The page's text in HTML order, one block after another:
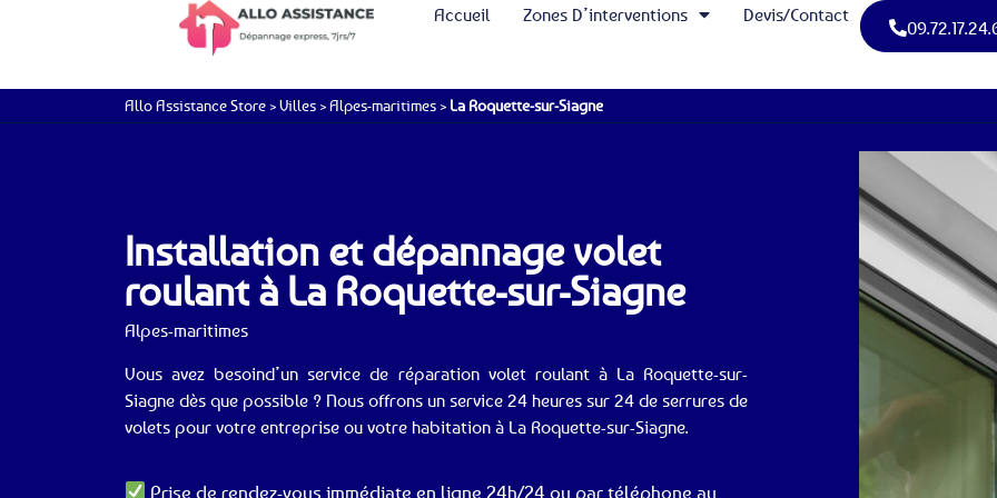
Accueil Zones D’interventions Devis/Contact
Allo Assistance Store >Villes >Alpes-maritimes > La Roquette-sur-Siagne
Installation et dépannage volet
roulant à La Roquette-sur-Siagne
Alpes-maritimes
Vous avez besoind’un service de réparation volet roulant à La Roquette-sur-
Siagne dès que possible ? Nous offrons un service 24 heures sur 24 de serrures de
volets pour votre entreprise ou votre habitation à La Roquette-sur-Siagne.
Prise de rendez-vous immédiate en ligne 24h/24 ou par téléphone au